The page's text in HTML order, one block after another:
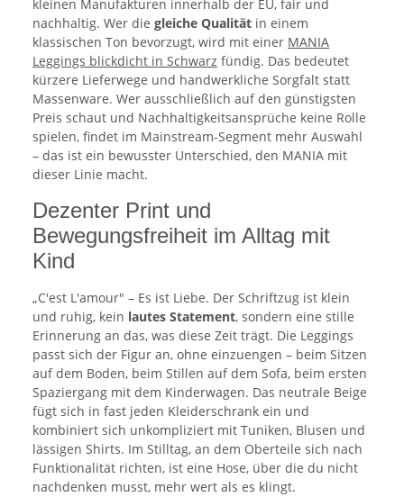
kleinen Manufakturen innerhalb der EU, fair und
nachhaltig. Wer die gleiche Qualität in einem
klassischen Ton bevorzugt, wird mit einer MANIA
Leggings blickdicht in Schwarz fündig. Das bedeutet
kürzere Lieferwege und handwerkliche Sorgfalt statt
Massenware. Wer ausschließlich auf den günstigsten
Preis schaut und Nachhaltigkeitsansprüche keine Rolle
spielen, findet im Mainstream-Segment mehr Auswahl
– das ist ein bewusster Unterschied, den MANIA mit
dieser Linie macht.
Dezenter Print und
Bewegungsfreiheit im Alltag mit
Kind
„C'est L'amour" – Es ist Liebe. Der Schriftzug ist klein
und ruhig, kein lautes Statement, sondern eine stille
Erinnerung an das, was diese Zeit trägt. Die Leggings
passt sich der Figur an, ohne einzuengen – beim Sitzen
auf dem Boden, beim Stillen auf dem Sofa, beim ersten
Spaziergang mit dem Kinderwagen. Das neutrale Beige
fügt sich in fast jeden Kleiderschrank ein und
kombiniert sich unkompliziert mit Tuniken, Blusen und
lässigen Shirts. Im Stilltag, an dem Oberteile sich nach
Funktionalität richten, ist eine Hose, über die du nicht
nachdenken musst, mehr wert als es klingt.